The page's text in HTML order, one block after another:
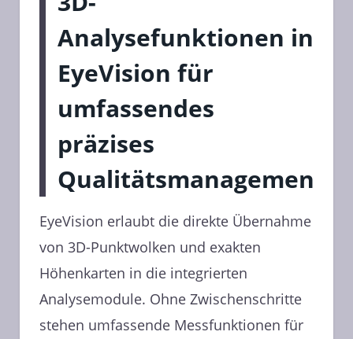
Analysefunktionen in
EyeVision für
umfassendes
präzises
Qualitätsmanagement
EyeVision erlaubt die direkte Übernahme
von 3D-Punktwolken und exakten
Höhenkarten in die integrierten
Analysemodule. Ohne Zwischenschritte
stehen umfassende Messfunktionen für